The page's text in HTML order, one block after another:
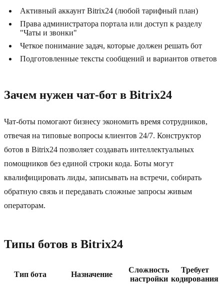
Активный аккаунт Bitrix24 (любой тарифный план)
Права администратора портала или доступ к разделу
"Чаты и звонки"
Четкое понимание задач, которые должен решать бот
Подготовленные тексты сообщений и вариантов ответов
Зачем нужен чат-бот в Bitrix24
Чат-боты помогают бизнесу экономить время сотрудников,
отвечая на типовые вопросы клиентов 24/7. Конструктор
ботов в Bitrix24 позволяет создавать интеллектуальных
помощников без единой строки кода. Боты могут
квалифицировать лиды, записывать на встречи, собирать
обратную связь и передавать сложные запросы живым
операторам.
Типы ботов в Bitrix24
Тип бота Назначение
Сложность
настройки
Требует
кодирования